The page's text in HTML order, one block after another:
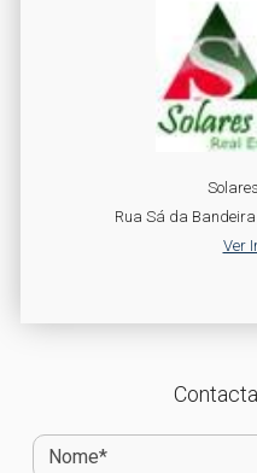
Rua Sá da Bandeira
Ver